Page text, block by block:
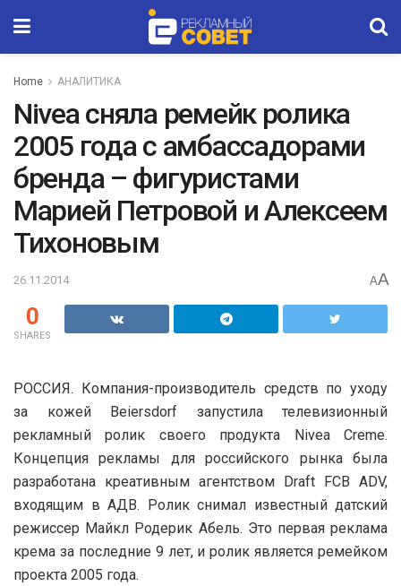
Home АНАЛИТИКА
Nivea сняла ремейк ролика
2005 года с амбассадорами
бренда – фигуристами
Марией Петровой и Алексеем
Тихоновым
26.11.2014 AA
0
SHARES
РОССИЯ. Компания-производитель средств по уходу
за кожей Beiersdorf запустила телевизионный
рекламный ролик своего продукта Nivea Creme.
Концепция рекламы для российского рынка была
разработана креативным агентством Draft FCB ADV,
входящим в АДВ. Ролик снимал известный датский
режиссер Майкл Родерик Абель. Это первая реклама
крема за последние 9 лет, и ролик является ремейком
проекта 2005 года.